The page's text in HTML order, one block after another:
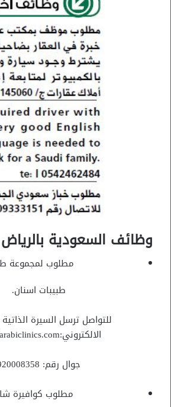
وظائف السعودية بالرياض
مطلوب لمجموعة
طبيبات اسنان.
للتواصل ترسل السيرة الذاتية
الالكتروني:gm@farabiclinics.com
جوال رقم: 920008358
مطلوب كوافيرة